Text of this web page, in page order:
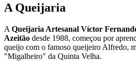
A Queijaria
A Queijaria Artesanal Víctor
Azeitão desde 1988, começou por
queijo com o famoso queijeiro Alfredo,
"Migalheiro" da Quinta Velha.